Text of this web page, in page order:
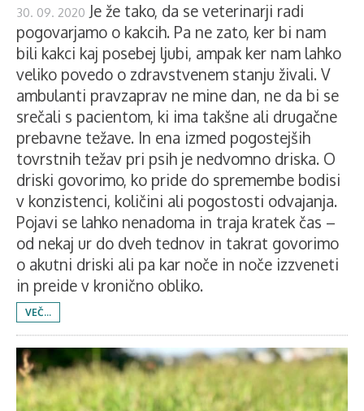
30. 09. 2020 Je že tako, da se veterinarji radi
pogovarjamo o kakcih. Pa ne zato, ker bi nam
bili kakci kaj posebej ljubi, ampak ker nam lahko
veliko povedo o zdravstvenem stanju živali. V
ambulanti pravzaprav ne mine dan, ne da bi se
srečali s pacientom, ki ima takšne ali drugačne
prebavne težave. In ena izmed pogostejših
tovrstnih težav pri psih je nedvomno driska. O
driski govorimo, ko pride do spremembe bodisi
v konzistenci, količini ali pogostosti odvajanja.
Pojavi se lahko nenadoma in traja kratek čas –
od nekaj ur do dveh tednov in takrat govorimo
o akutni driski ali pa kar noče in noče izzveneti
in preide v kronično obliko.
VEČ...